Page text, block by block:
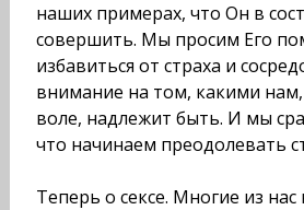
наших примерах, что Он в
совершить. Мы просим Его
избавиться от страха и
внимание на том, какими нам,
воле, надлежит быть. И мы
что начинаем преодолевать
Теперь о сексе. Многие из